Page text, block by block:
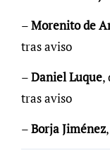
–Morenito de
tras aviso
–Daniel Luque,
tras aviso
–Borja Jiménez